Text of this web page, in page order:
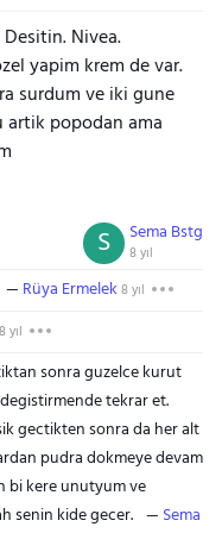
Nivea.
yapim krem de var.
surdum ve iki gune
popodan ama
Sema Bstg
8 yıl
S
Rüya Ermelek 8 yıl
8 yıl
sonra guzelce kurut
tekrar et.
gectikten sonra da her alt
pudra dokmeye devam
bi kere unutyum ve
senin kide gecer.
Sema